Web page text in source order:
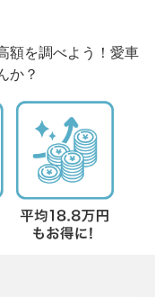
額を調べよう！愛車
か？